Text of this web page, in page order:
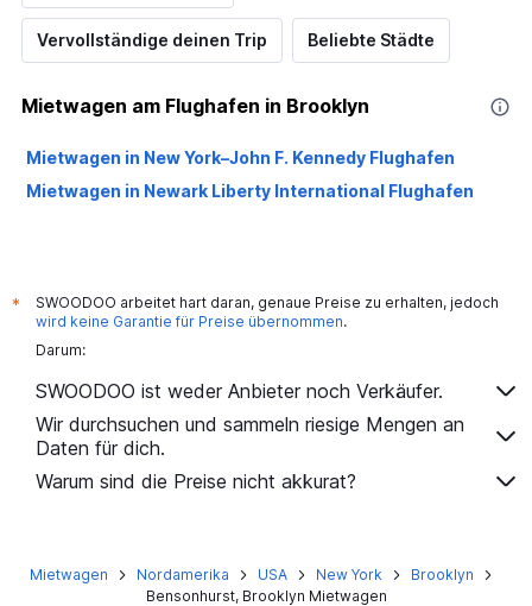
Vervollständige deinen Trip Beliebte Städte
Mietwagen am Flughafen in Brooklyn
Mietwagen in New York–John F. Kennedy Flughafen
Mietwagen in Newark Liberty International Flughafen
*
SWOODOO arbeitet hart daran, genaue Preise zu erhalten, jedoch
wird keine Garantie für Preise übernommen.
Darum:
SWOODOO ist weder Anbieter noch Verkäufer.
Wir durchsuchen und sammeln riesige Mengen an
Daten für dich.
Warum sind die Preise nicht akkurat?
Mietwagen Nordamerika USA New York
Brooklyn
Bensonhurst, Brooklyn Mietwagen